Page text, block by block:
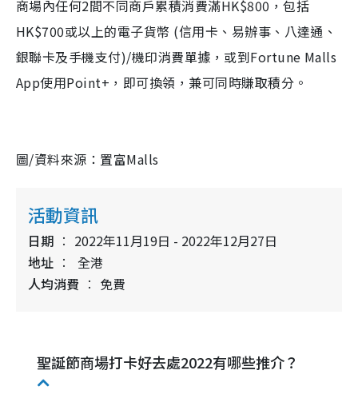
商場內任何2間不同商戶累積消費滿HK$800，包括
HK$700或以上的電子貨幣 (信用卡、易辦事、八達通、
銀聯卡及手機支付)/機印消費單據，或到Fortune Malls
App使用Point+，即可換領，兼可同時賺取積分。
圖/資料來源：置富Malls
活動資訊
日期
2022年11月19日 - 2022年12月27日
地址
全港
人均消費
免費
聖誕節商場打卡好去處2022有哪些推介？